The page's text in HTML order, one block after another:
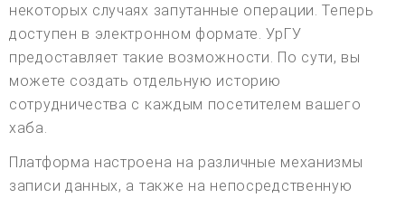
некоторых случаях запутанные операции. Теперь
доступен в электронном формате. УрГУ
предоставляет такие возможности. По сути, вы
можете создать отдельную историю
сотрудничества с каждым посетителем вашего
хаба.
Платформа настроена на различные механизмы
записи данных, а также на непосредственную